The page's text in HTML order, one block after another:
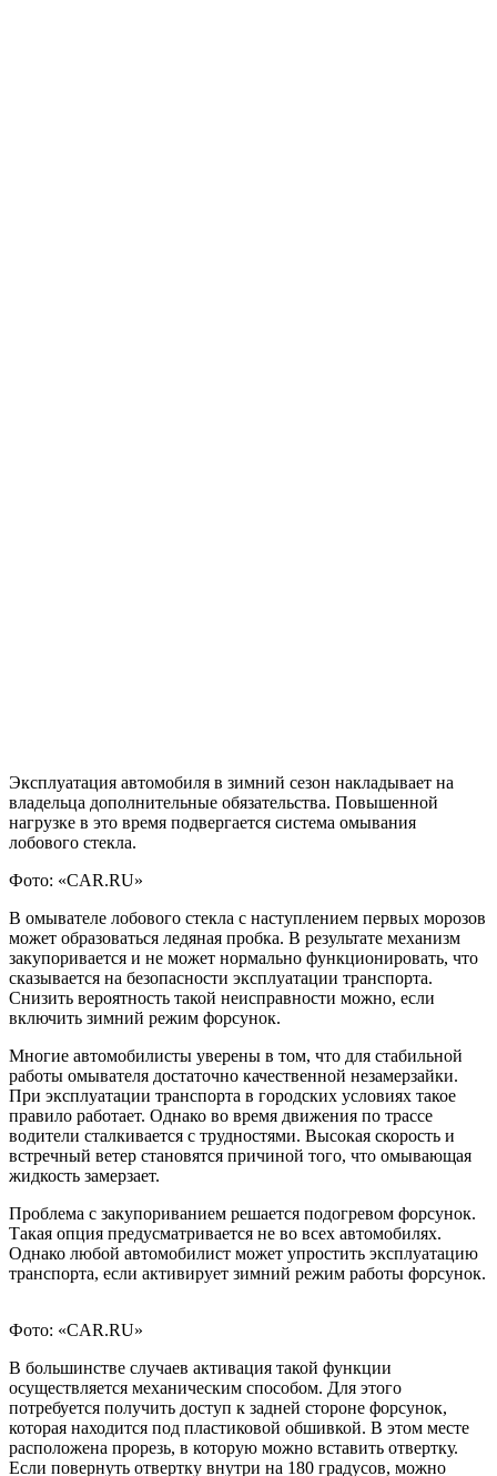
Эксплуатация автомобиля в зимний сезон накладывает на
владельца дополнительные обязательства. Повышенной
нагрузке в это время подвергается система омывания
лобового стекла.
Фото: «CAR.RU»
В омывателе лобового стекла с наступлением первых морозов
может образоваться ледяная пробка. В результате механизм
закупоривается и не может нормально функционировать, что
сказывается на безопасности эксплуатации транспорта.
Снизить вероятность такой неисправности можно, если
включить зимний режим форсунок.
Многие автомобилисты уверены в том, что для стабильной
работы омывателя достаточно качественной незамерзайки.
При эксплуатации транспорта в городских условиях такое
правило работает. Однако во время движения по трассе
водители сталкивается с трудностями. Высокая скорость и
встречный ветер становятся причиной того, что омывающая
жидкость замерзает.
Проблема с закупориванием решается подогревом форсунок.
Такая опция предусматривается не во всех автомобилях.
Однако любой автомобилист может упростить эксплуатацию
транспорта, если активирует зимний режим работы форсунок.
Фото: «CAR.RU»
В большинстве случаев активация такой функции
осуществляется механическим способом. Для этого
потребуется получить доступ к задней стороне форсунок,
которая находится под пластиковой обшивкой. В этом месте
расположена прорезь, в которую можно вставить отвертку.
Если повернуть отвертку внутри на 180 градусов, можно